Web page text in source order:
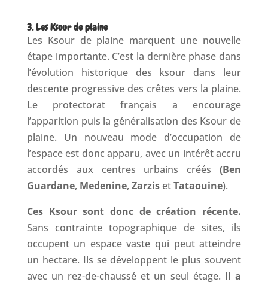
3. Les Ksour de plaine
Les Ksour de plaine marquent une nouvelle
étape importante. C’est la dernière phase dans
l’évolution historique des ksour dans leur
descente progressive des crêtes vers la plaine.
Le protectorat français a encourage
l’apparition puis la généralisation des Ksour de
plaine. Un nouveau mode d’occupation de
l’espace est donc apparu, avec un intérêt accru
accordés aux centres urbains créés(Ben
Guardane, Medenine, ZarzisetTataouine).
Ces Ksour sont donc de création récente.
Sans contrainte topographique de sites, ils
occupent un espace vaste qui peut atteindre
un hectare. Ils se développent le plus souvent
avec un rez-de-chaussé et un seul étage. Il a